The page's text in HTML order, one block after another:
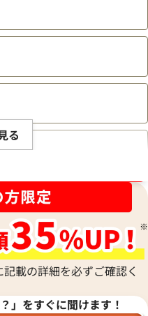
る
載の詳細を必ずご確認く
？」をすぐに聞けます！